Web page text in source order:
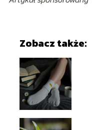
Zobacz także: